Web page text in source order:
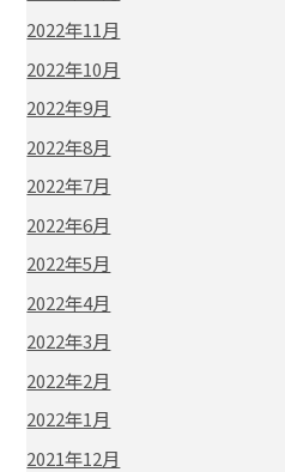
2022年11月
2022年10月
2022年9月
2022年8月
2022年7月
2022年6月
2022年5月
2022年4月
2022年3月
2022年2月
2022年1月
2021年12月